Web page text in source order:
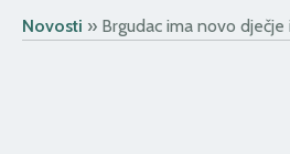
Novosti » Brgudac ima novo dječje